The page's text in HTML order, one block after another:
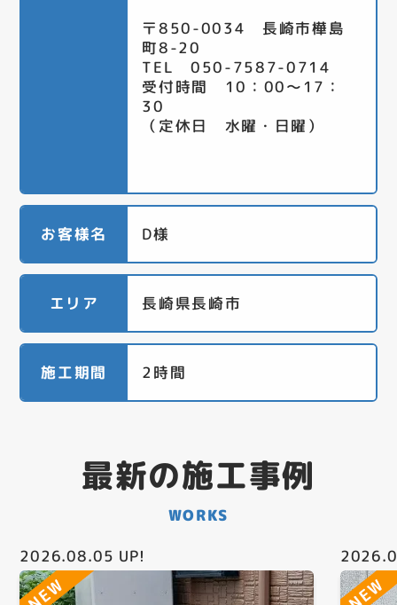
〒850-0034 長崎市樺島
町8-20
TEL 050-7587-0714
受付時間 10：00～17：
30
（定休日 水曜・日曜）
お客様名 D様
エリア 長崎県長崎市
施工期間 2時間
最新の施工事例
WORKS
2026.08.05 UP!